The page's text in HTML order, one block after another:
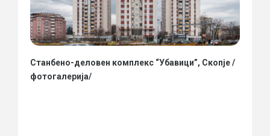
Станбено-деловен комплекс “Убавици”, Скопје /
фотогалерија/